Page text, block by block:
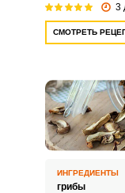
3
СМОТРЕТЬ
ИНГРЕДИЕНТЫ
грибы